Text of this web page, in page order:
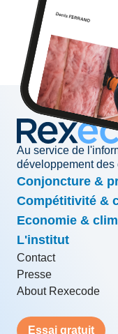
2026 2025
Au service de
développement des
Conjoncture &
Compétitivité &
Economie &
L'institut
Contact
Presse
About Rexecode
Essai gratuit